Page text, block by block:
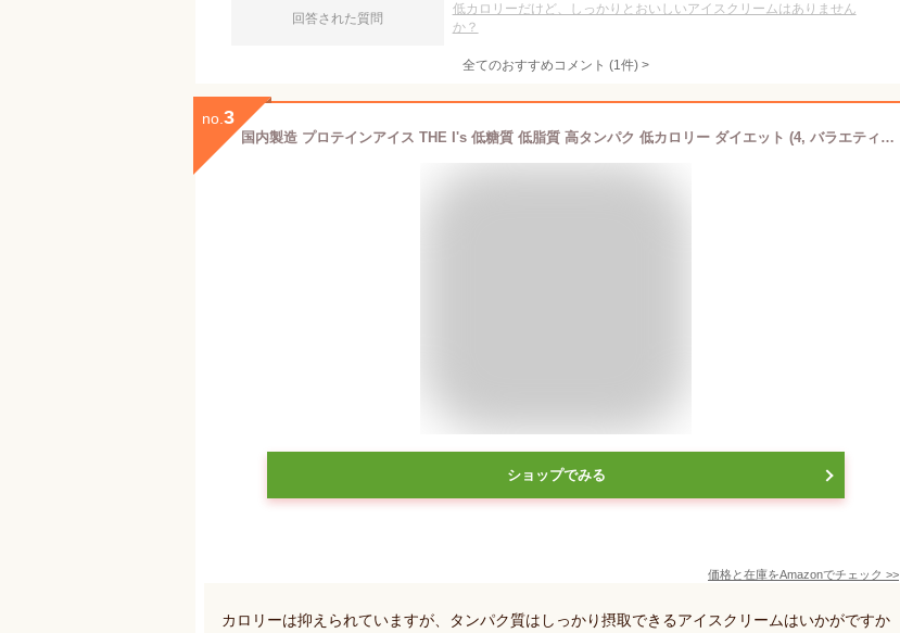
回答された質問
低カロリーだけど、しっかりとおいしいアイスクリームはありません
か？
全てのおすすめコメント (1件) >
no. 3
国内製造 プロテインアイス THE I's 低糖質 低脂質 高タンパク 低カロリー ダイエット (4, バラエティセット)
ショップでみる
価格と在庫をAmazonでチェック >>
カロリーは抑えられていますが、タンパク質はしっかり摂取できるアイスクリームはいかがですか